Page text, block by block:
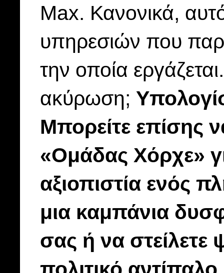
Max. Κανονικά,
υπηρεσιών που
την οποία
ακύρωση;
Μπορείτε επίσης
«Ομάδας Χόρχε»
αξιοπιστία ενός
μια καμπάνια
σας ή να στείλετε